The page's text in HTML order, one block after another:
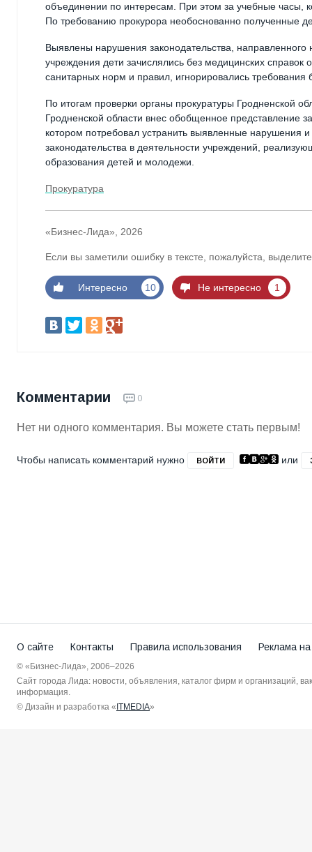
объединении по интересам. При этом за учебные часы,
По требованию прокурора необоснованно полученные
Выявлены нарушения законодательства,
учреждения дети зачислялись без медицинских
санитарных норм и правил, игнорировались требования
По итогам проверки органы прокуратуры Гродненской
Гродненской области внес обобщенное представление
котором потребовал устранить выявленные
законодательства в деятельности учреждений,
образования детей и молодежи.
Прокуратура
«Бизнес-Лида», 2026
Если вы заметили ошибку в тексте, пожалуйста,
Интересно 10 Не интересно 1
Комментарии 0
Нет ни одного комментария. Вы можете стать первым!
Чтобы написать комментарий нужно ВОЙТИ или
О сайте Контакты Правила использования Реклама
© «Бизнес-Лида», 2006–2026
Сайт города Лида: новости, объявления, каталог фирм и организаций,
информация.
© Дизайн и разработка « ITMEDIA»